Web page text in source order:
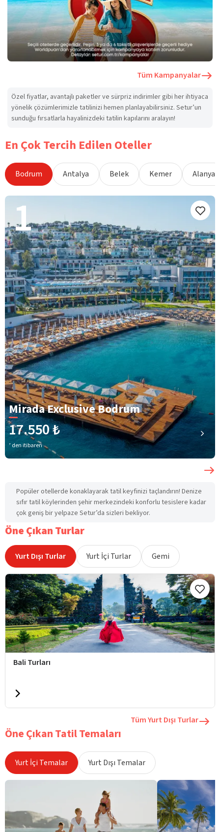
Tüm Kampanyalar
Özel fiyatlar, avantajlı paketler ve sürpriz indirimler gibi her ihtiyaca
yönelik çözümlerimizle tatilinizi hemen planlayabilirsiniz. Setur’un
sunduğu fırsatlarla hayalinizdeki tatilin kapılarını aralayın!
En Çok Tercih Edilen Oteller
Bodrum Antalya Belek Kemer Alanya
1
Mirada Exclusive Bodrum
17.550 ₺
’ den itibaren
Popüler otellerde konaklayarak tatil keyfinizi taçlandırın! Denize
sıfır tatil köylerinden şehir merkezindeki konforlu tesislere kadar
çok geniş bir yelpaze Setur’da sizleri bekliyor.
Öne Çıkan Turlar
Yurt Dışı Turlar Yurt İçi Turlar Gemi
Bali Turları
Tüm Yurt Dışı Turlar
Öne Çıkan Tatil Temaları
Yurt İçi Temalar Yurt Dışı Temalar